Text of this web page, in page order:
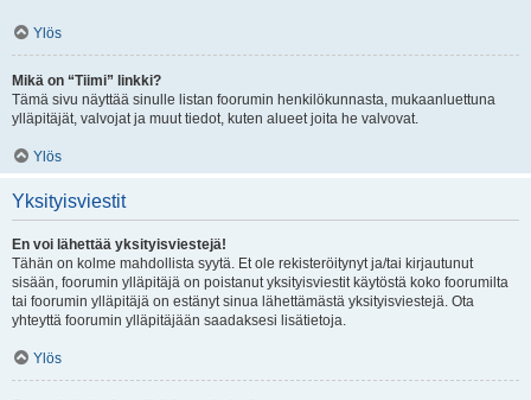
Ylös
Mikä on “Tiimi” linkki?
Tämä sivu näyttää sinulle listan foorumin henkilökunnasta, mukaanluettuna
ylläpitäjät, valvojat ja muut tiedot, kuten alueet joita he valvovat.
Ylös
Yksityisviestit
En voi lähettää yksityisviestejä!
Tähän on kolme mahdollista syytä. Et ole rekisteröitynyt ja/tai kirjautunut
sisään, foorumin ylläpitäjä on poistanut yksityisviestit käytöstä koko foorumilta
tai foorumin ylläpitäjä on estänyt sinua lähettämästä yksityisviestejä. Ota
yhteyttä foorumin ylläpitäjään saadaksesi lisätietoja.
Ylös